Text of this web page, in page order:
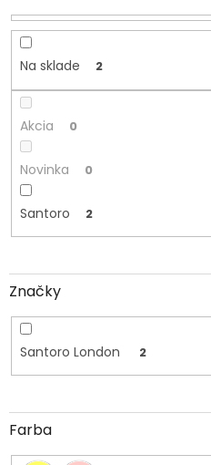
d
t
Na sklade 2
Akcia 0
Novinka 0
Santoro 2
Značky
Santoro London 2
Farba